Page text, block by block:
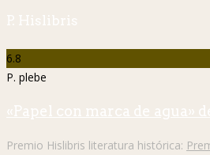
P. Hislibris
6.8
P. plebe
«Papel con marca de agua»
Premio Hislibris literatura histórica: